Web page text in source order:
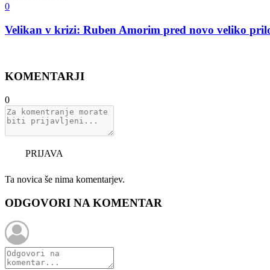
0
Velikan v krizi: Ruben Amorim pred novo veliko
KOMENTARJI
0
PRIJAVA
Ta novica še nima komentarjev.
ODGOVORI NA KOMENTAR